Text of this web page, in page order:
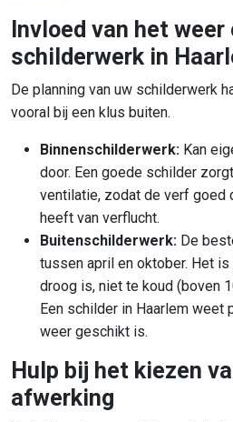
Invloed van het weer
schilderwerk in
De planning van uw schilderwerk
vooral bij een klus buiten.
Binnenschilderwerk: Kan
door. Een goede schilder
ventilatie, zodat de verf goed
heeft van verflucht.
Buitenschilderwerk: De
tussen april en oktober. Het
droog is, niet te koud (boven
Een schilder in Haarlem weet
weer geschikt is.
Hulp bij het kiezen
afwerking